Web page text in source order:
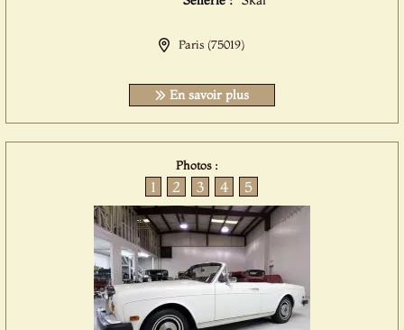
Paris (75019)
En savoir plus
Photos :
1 2 3 4 5